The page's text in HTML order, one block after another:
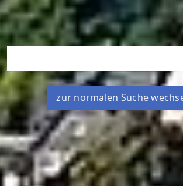
zur normalen Suche